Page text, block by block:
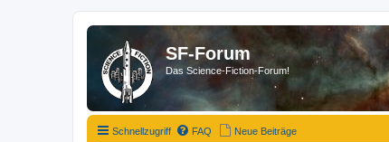
SF-Forum
Das Science-Fiction-Forum!
Schnellzugriff FAQ Neue Beiträge